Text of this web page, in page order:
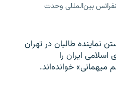
بین‌المللی وحدت
نماینده طالبان در تهران
ایران را
خوانده‌اند.